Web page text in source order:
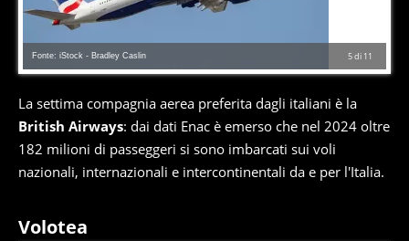
5di 11
Fonte: iStock - Bradley Caslin
La settima compagnia aerea preferita dagli italiani è la
British Airways: dai dati Enac è emerso che nel 2024 oltre
182 milioni di passeggeri si sono imbarcati sui voli
nazionali, internazionali e intercontinentali da e per l'Italia.
Volotea